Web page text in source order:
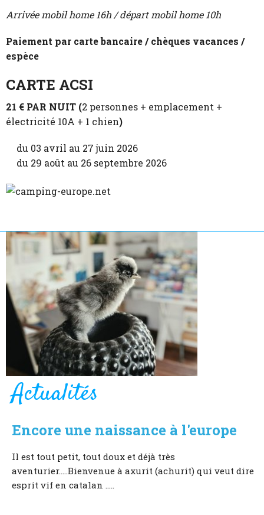
Arrivée mobil home 16h / départ mobil home 10h
Paiement par carte bancaire / chèques vacances /
espèce
CARTE ACSI
21 € PAR NUIT (2 personnes + emplacement +
électricité 10A + 1 chien)
du 03 avril au 27 juin 2026
du 29 août au 26 septembre 2026
Actualités
Encore une naissance à l'europe
Il est tout petit, tout doux et déjà très
aventurier.....Bienvenue à axurit (achurit) qui veut dire
esprit vif en catalan .....